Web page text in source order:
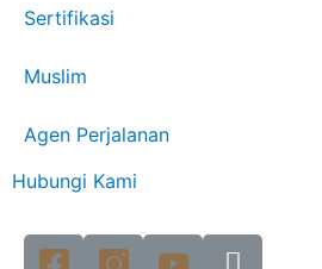
Sertifikasi
Muslim
Agen Perjalanan
Hubungi Kami